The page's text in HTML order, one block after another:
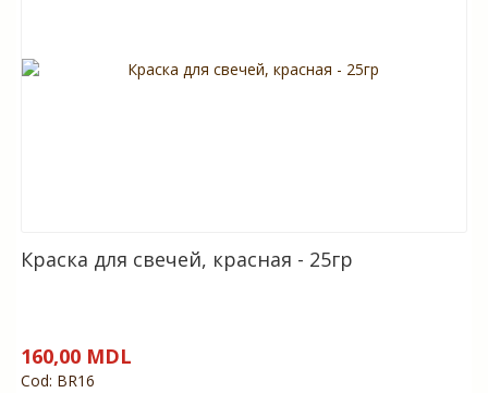
Краска для свечей, красная - 25гр
160,00 MDL
Cod: BR16